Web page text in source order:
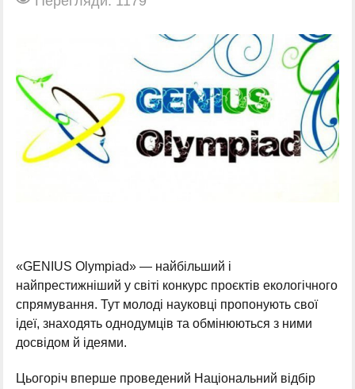
«GENIUS Olympiad» — найбільший і
найпрестижніший у світі конкурс проєктів екологічного
спрямування. Тут молоді науковці пропонують свої
ідеї, знаходять однодумців та обмінюються з ними
досвідом й ідеями.
Цьогоріч вперше проведений Національний відбір